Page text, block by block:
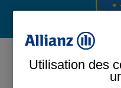
Assurance scolaire
Avis de
Avis sur
Utilisation des